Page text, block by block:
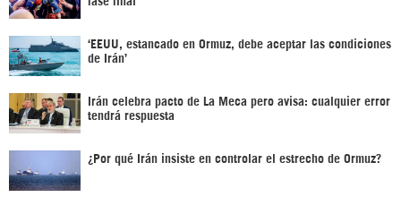
‘EEUU, estancado en Ormuz, debe aceptar las condiciones
de Irán’
Irán celebra pacto de La Meca pero avisa: cualquier error
tendrá respuesta
¿Por qué Irán insiste en controlar el estrecho de Ormuz?